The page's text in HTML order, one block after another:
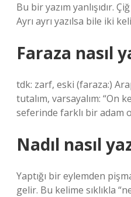
Bu bir yazım yanlışıdır.
Ayrı ayrı yazılsa bile iki
Faraza nasıl
tdk: zarf, eski (faraza:)
tutalım, varsayalım: “On
seferinde farklı bir adam
Nadıl nasıl
Yaptığı bir eylemden
gelir. Bu kelime sıklıkla